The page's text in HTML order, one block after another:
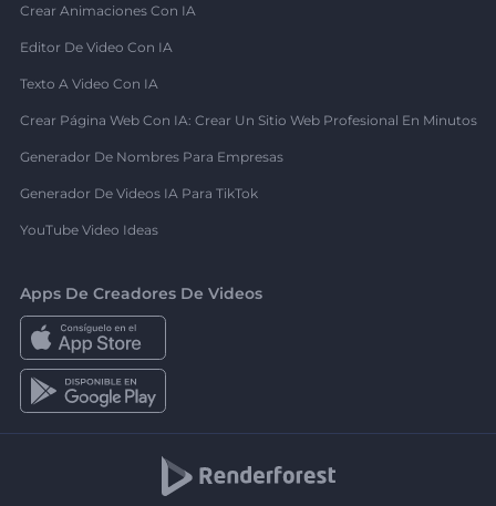
Crear Animaciones Con IA
Editor De Video Con IA
Texto A Video Con IA
Crear Página Web Con IA: Crear Un Sitio Web Profesional En Minutos
Generador De Nombres Para Empresas
Generador De Videos IA Para TikTok
YouTube Video Ideas
Apps De Creadores De Videos